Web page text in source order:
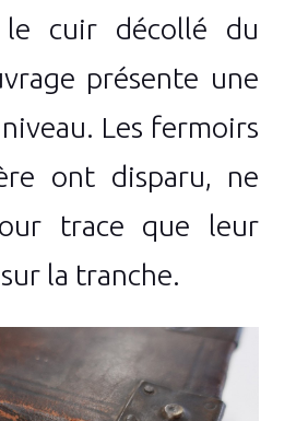
cuir décollé du
présente une
Les fermoirs
ont disparu, ne
trace que leur
la tranche.